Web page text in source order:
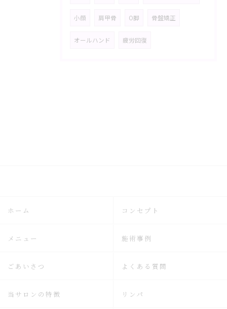
小顔 肩甲骨 O脚 骨盤矯正
オールハンド 疲労回復
ホーム コンセプト
メニュー 施術事例
ごあいさつ よくある質問
当サロンの特徴 リンパ